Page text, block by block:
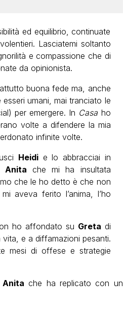
ed equilibrio, continuate
Lasciatemi soltanto
e compassione che di
da opinionista.
buona fede ma, anche
umani, mai tranciato le
per emergere. In Casa ho
volte a difendere la mia
infinite volte.
Heidie lo abbracciai in
Anita che mi ha insultata
che le ho detto è che non
aveva ferito l’anima, l’ho
ho affondato su Greta di
e a diffamazioni pesanti.
mesi di offese e strategie
Anita che ha replicato con un